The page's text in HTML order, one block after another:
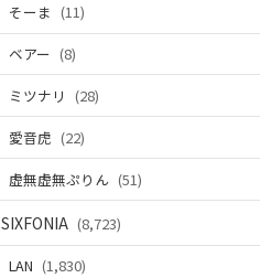
そーま (11)
ベアー (8)
ミツナリ (28)
愛音虎 (22)
虚無虚無ぷりん (51)
SIXFONIA (8,723)
LAN (1,830)